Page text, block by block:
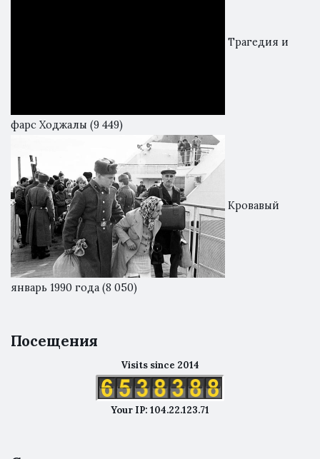
Трагедия и
фарс Ходжалы (9 449)
Кровавый
январь 1990 года (8 050)
Посещения
Visits since 2014
Your IP: 104.22.123.71